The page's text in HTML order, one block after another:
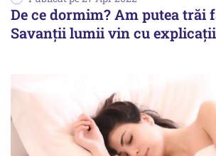
De ce dormim? Am putea trăi
Savanţii lumii vin cu explicaţii